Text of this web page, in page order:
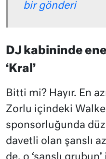
bir gönderi
DJ kabininde
‘Kral’
Bitti mi? Hayır. En
Zorlu içindeki
sponsorluğunda
davetli olan şanslı